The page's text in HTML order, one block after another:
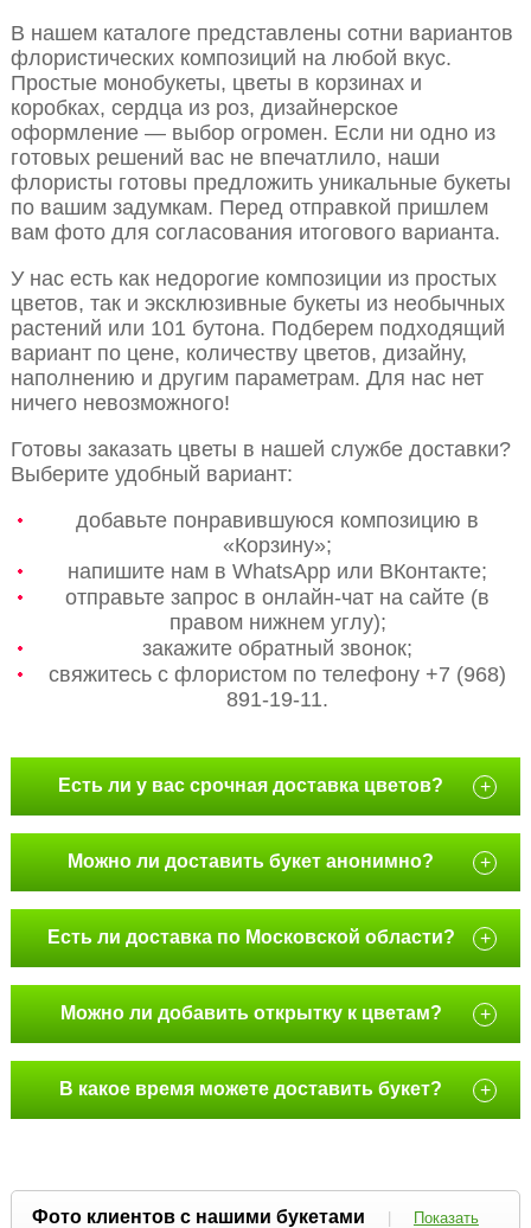
В нашем каталоге представлены сотни вариантов
флористических композиций на любой вкус.
Простые монобукеты, цветы в корзинах и
коробках, сердца из роз, дизайнерское
оформление — выбор огромен. Если ни одно из
готовых решений вас не впечатлило, наши
флористы готовы предложить уникальные букеты
по вашим задумкам. Перед отправкой пришлем
вам фото для согласования итогового варианта.
У нас есть как недорогие композиции из простых
цветов, так и эксклюзивные букеты из необычных
растений или 101 бутона. Подберем подходящий
вариант по цене, количеству цветов, дизайну,
наполнению и другим параметрам. Для нас нет
ничего невозможного!
Готовы заказать цветы в нашей службе доставки?
Выберите удобный вариант:
добавьте понравившуюся композицию в
«Корзину»;
напишите нам в WhatsApp или ВКонтакте;
отправьте запрос в онлайн-чат на сайте (в
правом нижнем углу);
закажите обратный звонок;
свяжитесь с флористом по телефону +7 (968)
891-19-11.
Есть ли у вас срочная доставка цветов? +
Можно ли доставить букет анонимно? +
Есть ли доставка по Московской области? +
Можно ли добавить открытку к цветам? +
В какое время можете доставить букет? +
Фото клиентов с нашими букетами |
Показать